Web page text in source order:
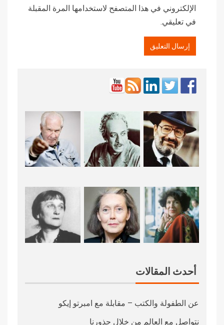
الإلكتروني في هذا المتصفح لاستخدامها المرة المقبلة
في تعليقي.
أحدث المقالات
عن الطفولة والكتب – مقابلة مع امبرتو إيكو
نتواصل مع العالم من خلال جذورنا